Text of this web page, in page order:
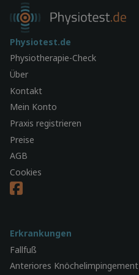
Physiotest.de
Physiotherapie-Check
Über
Kontakt
Mein Konto
Praxis registrieren
Preise
AGB
Cookies
Erkrankungen
Fallfuß
Anteriores Knöchelimpingement